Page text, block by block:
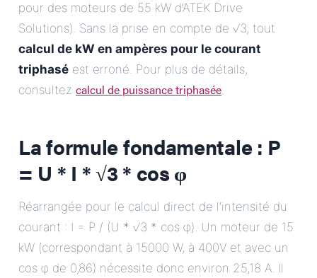
pour des moteurs de 55 kW d’ATEK Drive
Solutions). Sans la prise en compte de √3, tout
calcul de kW en ampères pour le courant
triphasé est erroné. Pour plus de détails,
consultez calcul de puissance triphasée.
La formule fondamentale : P
= U * I * √3 * cos φ
Réarrangée pour le calcul direct de l’intensité du
courant : I = P / (U * √3 * cos φ). Un moteur de 15
kW (correspondant à 15000 W, à 400V et avec un
cos φ de 0,86) nécessite donc environ 25,18 A. Il